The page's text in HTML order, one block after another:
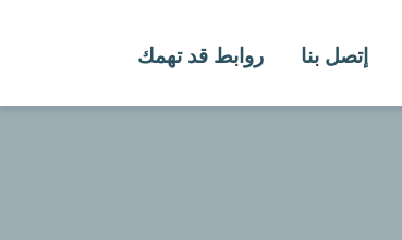
إتصل بنا روابط قد تهمك